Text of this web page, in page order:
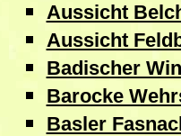
Aussicht
Aussicht
Badischer
Barocke
Basler